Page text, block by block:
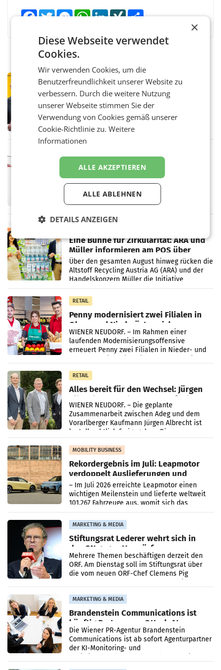
FacebookTwitter MessengerWhatsAppLinkedInXING
PRIMENEWS
Österreichische Post: Umsatzplus im
ersten Halbjahr trotz schwachem
Briefgeschäft
WIEN Die Österreichische Post AG hat im
ersten Halbjahr 2026 einen Konzernumsatz
von 1.544,0 Mio. EUR erwirtschaftet, was
einem Plus von 3,8 Prozent gegenüber dem
ProSiebenSat.1 spart und macht
überraschend viel Gewinn
UNTERFÖHRING/MAILAND/AMSTERDAM. Der
Fernsehkonzern ProSiebenSat.1 hat im
Frühjahr dank Kostensenkungen operativ
Markterwartung deutlich übertroffen.
Eine Bühne für Zirkularität: ARA und
Müller informieren am POS über
Kreislauffähigkeit
Über den gesamten August hinweg rücken die
Altstoff Recycling Austria AG (ARA) und der
Handelskonzern Müller die Initiative
„Kreislauf-Helden“ in allen österreichischen
Müller-Filialen
RETAIL
Penny modernisiert zwei Filialen in
Ober- und Niederösterreich
WIENER NEUDORF. – Im Rahmen einer
laufenden Modernisierungsoffensive
erneuert Penny zwei Filialen in Nieder- und
RETAIL
Alles bereit für den Wechsel: Jürgen
Albrecht setzt ab 1.1.2027 auf Adeg
WIENER NEUDORF. – Die geplante
Zusammenarbeit zwischen Adeg und dem
Vorarlberger Kaufmann Jürgen Albrecht ist
kartellrechtlich freigegeben: Die
Bundeswettbewerbsbehörde und der
Bundeskartellanwalt
MOBILITY BUSINESS
Rekordergebnis im Juli: Leapmotor
verdoppelt Auslieferungen und
überschreitet die 100.000er-Marke
– Im Juli 2026 erreichte Leapmotor einen
wichtigen Meilenstein und lieferte weltweit
101.267 Fahrzeuge aus, womit sich das
Ergebnis gegenüber Juli 2025 mehr als
verdoppelte (+102
MARKETING & MEDIA
Stiftungsrat Lederer wehrt sich in
den SN gegen Vorwürfe
Mehrere Themen beschäftigen derzeit den
ORF. Am Dienstag soll im Stiftungsrat über
die vom neuen ORF-Chef Clemens Pig
MARKETING & MEDIA
Brandenstein Communications ist
künftig Partner von OtterlyAI
Die Wiener PR-Agentur Brandenstein
Communications ist ab sofort Agenturpartner
der KI-Monitoring- und
×
Diese Webseite verwendet
Cookies.
Wir verwenden Cookies, um die
Benutzerfreundlichkeit unserer Website zu
verbessern. Durch die weitere Nutzung
unserer Webseite stimmen Sie der
Verwendung von Cookies gemäß unserer
Cookie-Richtlinie zu.Weitere
Informationen
ALLE AKZEPTIEREN
ALLE ABLEHNEN
DETAILS ANZEIGEN